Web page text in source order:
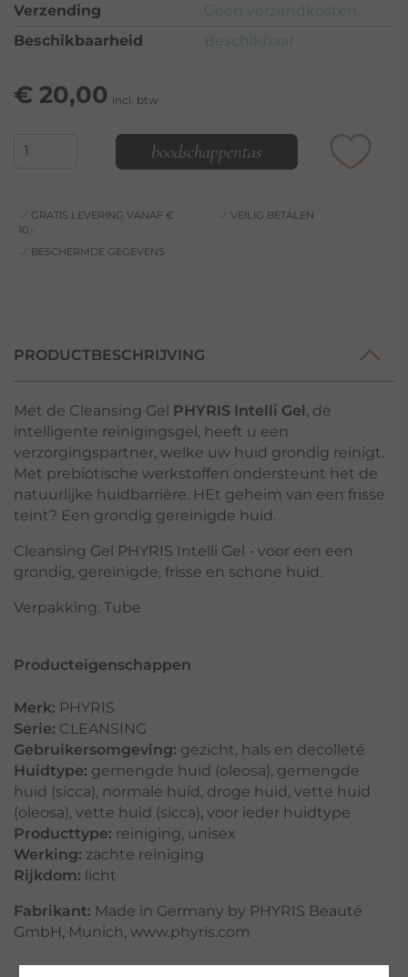
Verzending
Geen verzendkosten
Beschikbaarheid
Beschikbaar
€ 20,00 incl. btw
boodschappentas
GRATIS LEVERING VANAF €
10,-
VEILIG BETALEN
BESCHERMDE GEGEVENS
PRODUCTBESCHRIJVING
Met de Cleansing Gel PHYRIS Intelli Gel , de
intelligente reinigingsgel, heeft u een
verzorgingspartner, welke uw huid grondig reinigt.
Met prebiotische werkstoffen ondersteunt het de
natuurlijke huidbarrière. HEt geheim van een frisse
teint? Een grondig gereinigde huid.
Cleansing Gel PHYRIS Intelli Gel - voor een een
grondig, gereinigde, frisse en schone huid.
Verpakking: Tube
Producteigenschappen
Merk: PHYRIS
Serie: CLEANSING
Gebruikersomgeving: gezicht, hals en decolleté
Huidtype: gemengde huid (oleosa), gemengde
huid (sicca), normale huid , droge huid , vette huid
(oleosa), vette huid (sicca), voor ieder huidtype
Producttype: reiniging, unisex
Werking: zachte reiniging
Rijkdom: licht
Fabrikant: Made in Germany by PHYRIS Beauté
GmbH, Munich, www.phyris.com